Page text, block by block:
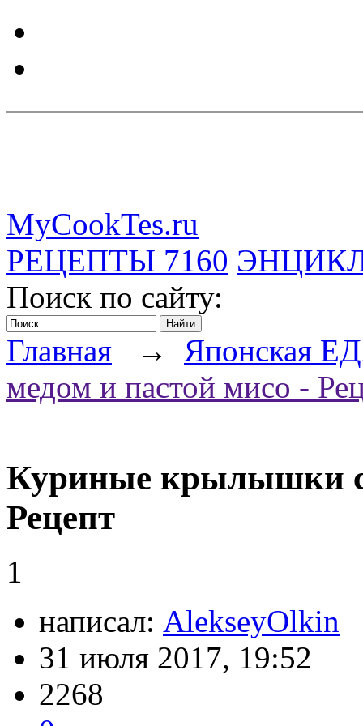
MyCookTes.ru
РЕЦЕПТЫ 7160
Поиск по сайту:
Главная → Японская
медом и пастой мисо -
Куриные крылышки с
Рецепт
1
написал: AlekseyOlkin
31 июля 2017, 19:52
2268